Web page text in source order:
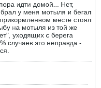
идти домой... Нет,
у меня мотыля и бегал
месте стоял
на мотыля из той же
уходящих с берега
случаев это неправда -